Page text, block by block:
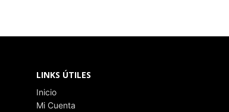
LINKS ÚTILES
Inicio
Mi Cuenta